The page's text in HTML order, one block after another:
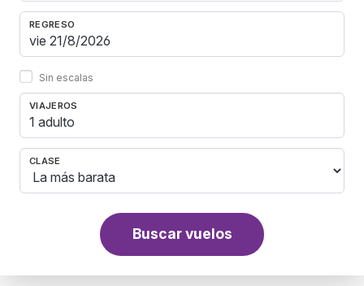
REGRESO
Sin escalas
VIAJEROS
1 adulto
CLASE
Buscar vuelos